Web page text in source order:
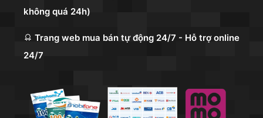
không quá 24h)
Trang web mua bán tự động 24/7 - Hỗ trợ online
24/7